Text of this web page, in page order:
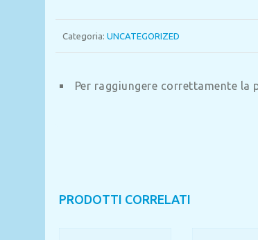
Categoria: UNCATEGORIZED
Per raggiungere correttamente la
PRODOTTI CORRELATI